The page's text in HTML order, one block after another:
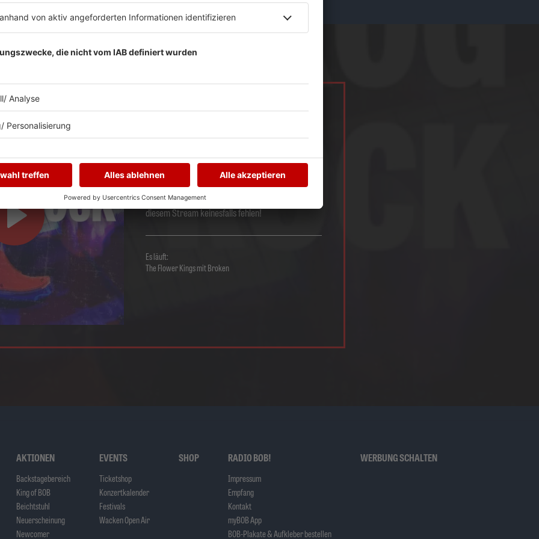
ABSPIELEN Prog-Rock
Die Hits vonQueensrÿche dürfen natürlich auch in
diesem Stream keinesfalls fehlen!
Es läuft:
The Flower Kings mit Broken
AKTIONEN
Backstagebereich
King of BOB
Beichtstuhl
Neuerscheinung
Newcomer
EVENTS
Ticketshop
Konzertkalender
Festivals
Wacken Open Air
SHOP RADIO BOB!
Impressum
Empfang
Kontakt
myBOB App
BOB-Plakate & Aufkleber bestellen
WERBUNG SCHALTEN